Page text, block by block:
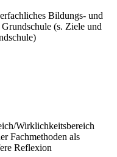
Bildungs- und
(s. Ziele und
Wirklichkeitsbereich
Fachmethoden als
Reflexion